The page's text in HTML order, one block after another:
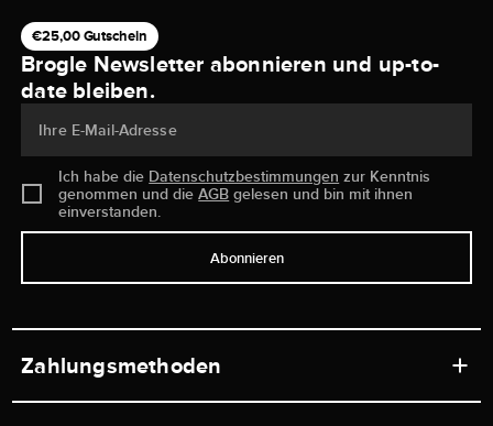
€25,00 Gutschein
Brogle Newsletter abonnieren und up-to-
date bleiben.
Ihre E-Mail-Adresse
Ich habe die Datenschutzbestimmungen zur Kenntnis
genommen und dieAGB gelesen und bin mit ihnen
einverstanden.
Abonnieren
Zahlungsmethoden